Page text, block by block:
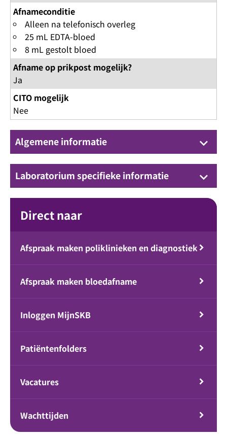
Afnameconditie
Alleen na telefonisch overleg
25 mL EDTA-bloed
8 mL gestolt bloed
Afname op prikpost mogelijk?
Ja
CITO mogelijk
Nee
Algemene informatie keyboard_arrow_down
Laboratorium specifieke informatie keyboard_arrow_down
Direct naar
Afspraak maken poliklinieken en diagnostiek
Afspraak maken bloedafname
Inloggen MijnSKB
Patiëntenfolders
Vacatures
Wachttijden